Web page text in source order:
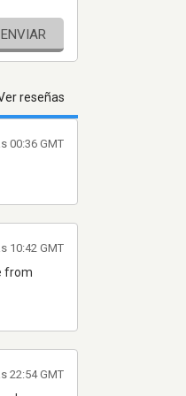
ENVIAR
reseñas
00:36 GMT
from
10:42 GMT
22:54 GMT